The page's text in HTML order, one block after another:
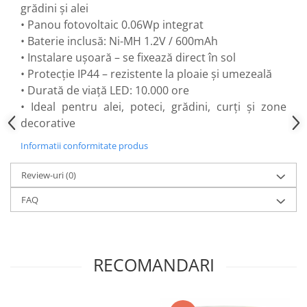
Mixere mortar
Motoare electrice
Pistoale de bătut cuie
Polizoare
Seturi aparate electrice
Testere electrice
Unelte multifuncționale
Vibratoare pentru beton
Scule manuale
Aparate de Tăiat Gresie
Briceag multifuncțional
Ciocan
grădini și alei
• Panou fotovoltaic 0.06Wp integrat
• Baterie inclusă: Ni-MH 1.2V / 600mAh
• Instalare ușoară – se fixează direct în sol
• Protecție IP44 – rezistente la ploaie și umezeală
• Durată de viață LED: 10.000 ore
• Ideal pentru alei, poteci, grădini, curți și zone
decorative
Informatii conformitate produs
Review-uri(0)
FAQ
RECOMANDARI